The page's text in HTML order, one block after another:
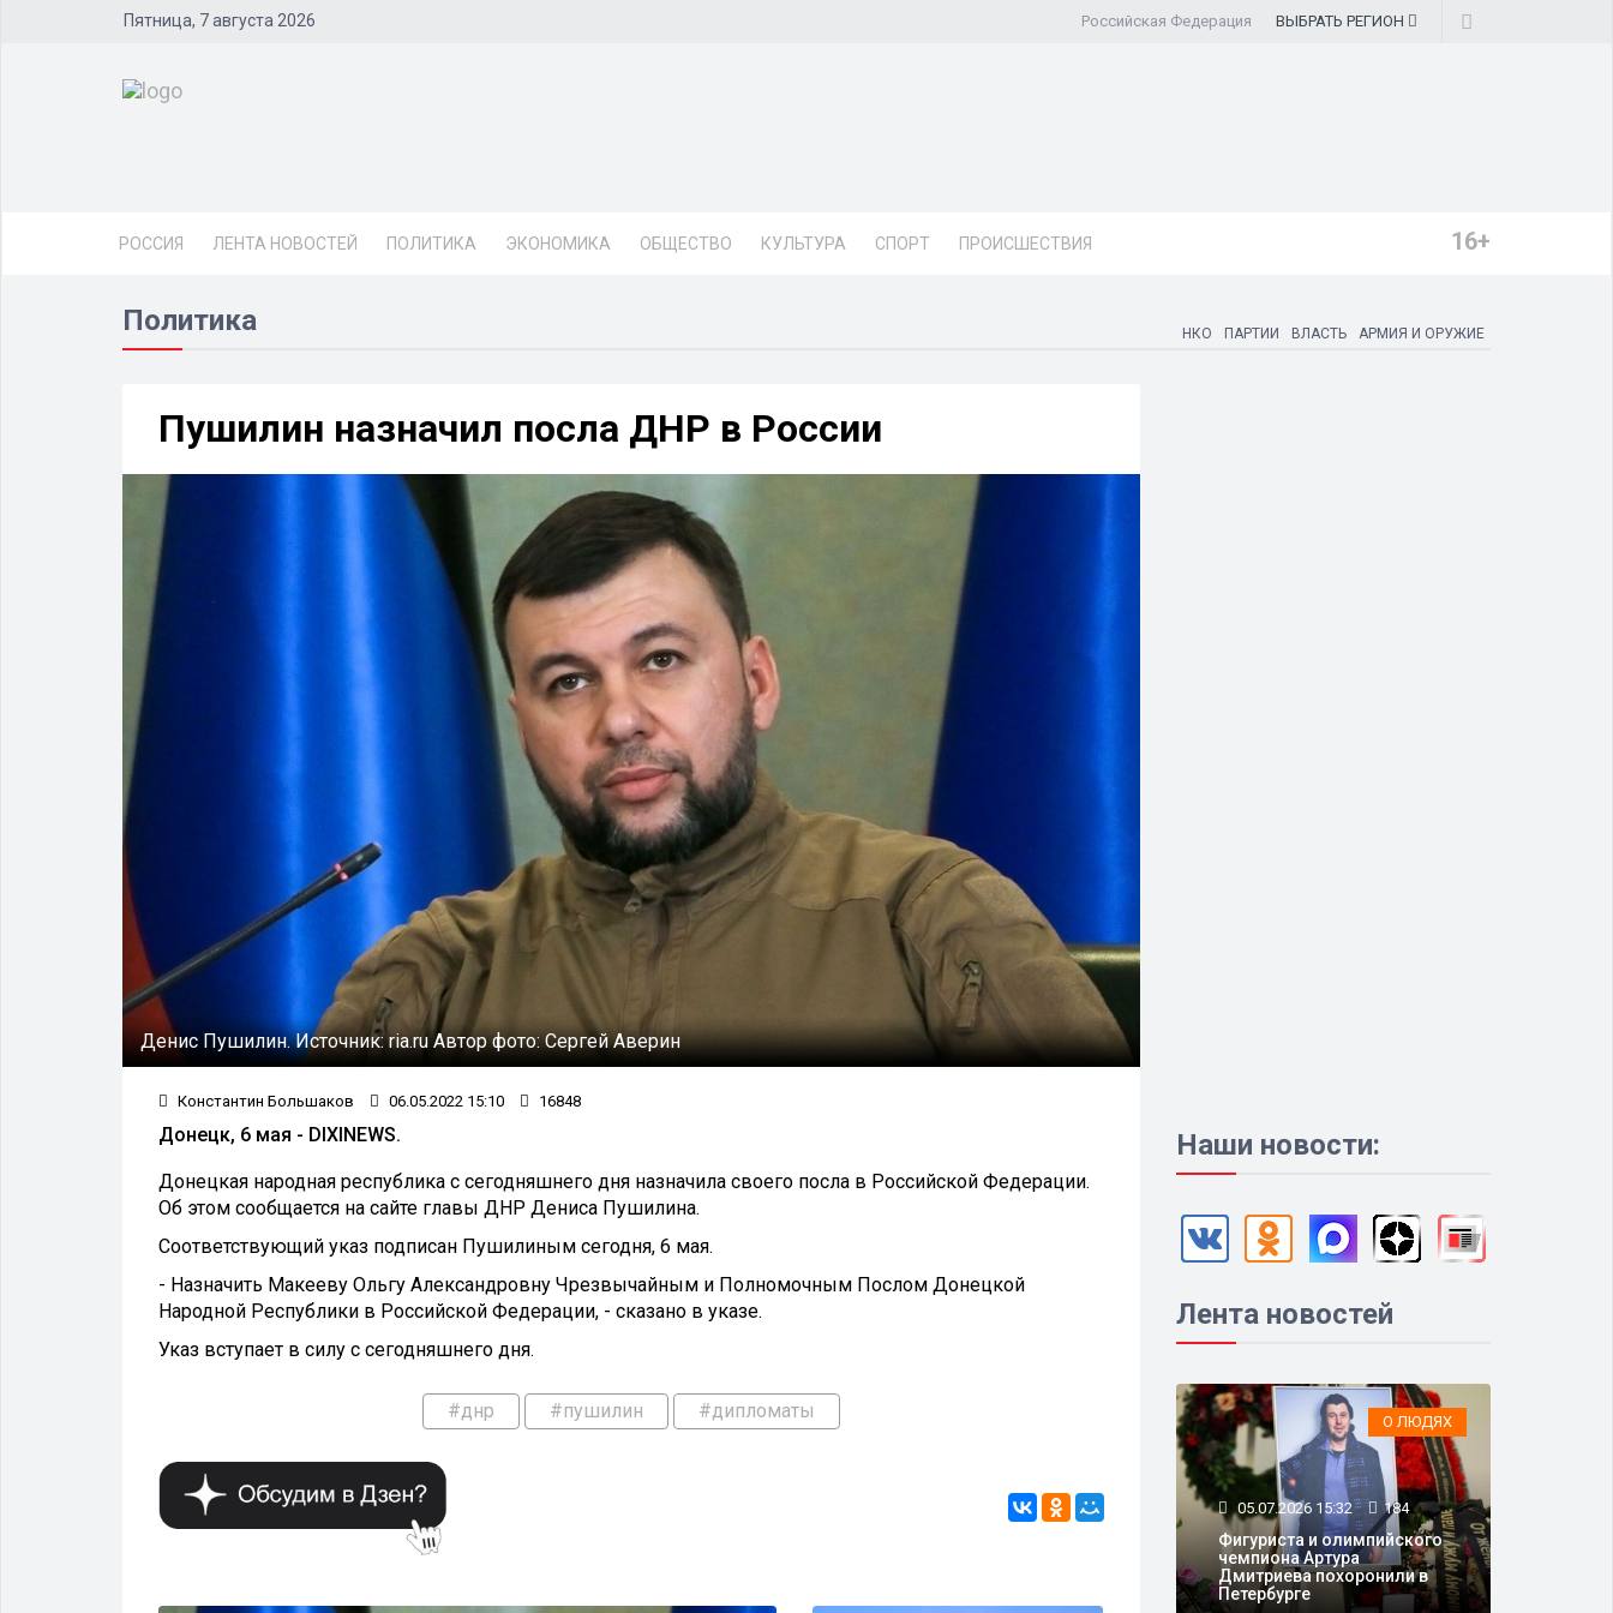
Пятница, 7 августа 2026 Российская Федерация ВЫБРАТЬ РЕГИОН
РОССИЯ ЛЕНТА НОВОСТЕЙ ПОЛИТИКА ЭКОНОМИКА ОБЩЕСТВО КУЛЬТУРА СПОРТ ПРОИСШЕСТВИЯ 16+
Политика НКО ПАРТИИ ВЛАСТЬ АРМИЯ И ОРУЖИЕ
Пушилин назначил посла ДНР в России
Денис Пушилин.Источник:ria.ruАвтор фото:Сергей Аверин
Константин Большаков 06.05.2022 15:10 16848
Донецк, 6 мая - DIXINEWS.
Донецкая народная республика с сегодняшнего дня назначила своего посла в Российской Федерации.
Об этом сообщается на сайте главы ДНР Дениса Пушилина.
Соответствующий указ подписан Пушилиным сегодня, 6 мая.
- Назначить Макееву Ольгу Александровну Чрезвычайным и Полномочным Послом Донецкой
Народной Республики в Российской Федерации, - сказано в указе.
Указ вступает в силу с сегодняшнего дня.
#днр #пушилин #дипломаты
Наши новости:
Лента новостей
О ЛЮДЯХ
05.07.2026 15:32 184
Фигуриста и олимпийского
чемпиона Артура
Дмитриева похоронили в
Петербурге